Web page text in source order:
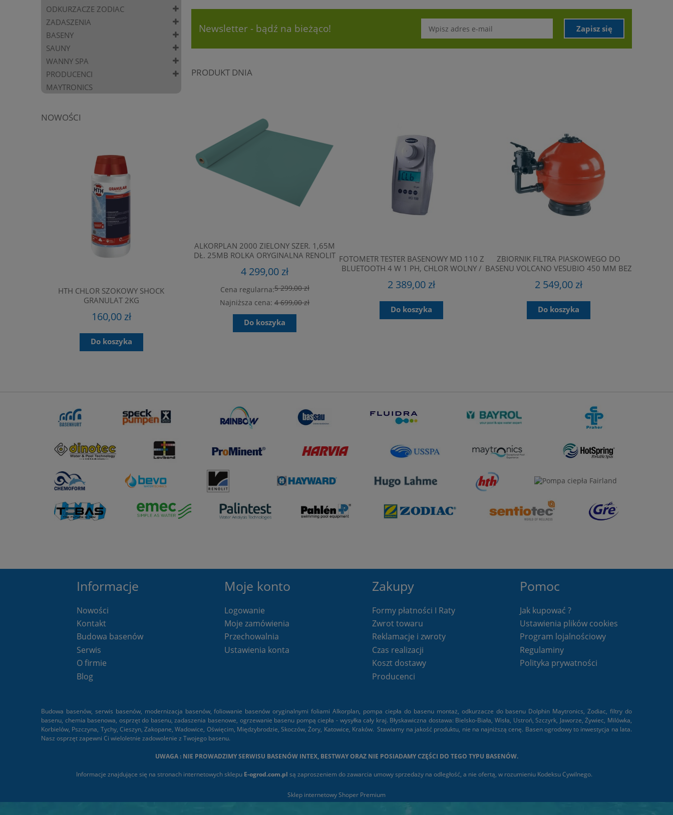
ODKURZACZE ZODIAC
ZADASZENIA
BASENY
SAUNY
WANNY SPA
PRODUCENCI
MAYTRONICS
NOWOŚCI
HTH CHLOR SZOKOWY SHOCK
GRANULAT 2KG
160,00 zł
Do koszyka
KLEJ NIEBIESKI DO PVC-U I ABS 500 ML
ASTRALPOOL
69,00 zł
ZBIORNIK FILTRA DO BASENU RONDA
PRO 400/ 500/ 600 MM
2 384,00 zł
OBRĘCZ DEKORACYJNA FLEXIPURE
260MM + LAMPA LED Ø260MM
OŚWIETLENIE BASENOWE
229,00 zł
Newsletter - bądź na bieżąco! Zapisz się
PRODUKT DNIA
ALKORPLAN 2000 ZIELONY SZER. 1,65M
DŁ. 25MB ROLKA ORYGINALNA RENOLIT
4 299,00 zł
Cena regularna:5 299,00 zł
Najniższa cena:4 699,00 zł
Do koszyka
FOTOMETR TESTER BASENOWY MD 110 Z
BLUETOOTH 4 W 1 PH, CHLOR WOLNY /
ZASADOWOŚĆ LOVIBOND
2 389,00 zł
Do koszyka
ZBIORNIK FILTRA PIASKOWEGO DO
BASENU VOLCANO VESUBIO 450 MM BEZ
2 549,00 zł
Do koszyka
Informacje
Nowości
Kontakt
Budowa basenów
Serwis
O firmie
Blog
Moje konto
Logowanie
Moje zamówienia
Przechowalnia
Ustawienia konta
Zakupy
Formy płatności I Raty
Zwrot towaru
Reklamacje i zwroty
Czas realizacji
Koszt dostawy
Producenci
Pomoc
Jak kupować ?
Ustawienia plików cookies
Program lojalnościowy
Regulaminy
Polityka prywatności
Budowa basenów, serwis basenów, modernizacja basenów, foliowanie basenów oryginalnymi foliami Alkorplan, pompa ciepła do basenu montaż, odkurzacze do basenu Dolphin Maytronics, Zodiac, filtry do
basenu, chemia basenowa, osprzęt do basenu, zadaszenia basenowe, ogrzewanie basenu pompą ciepła - wysyłka cały kraj. Błyskawiczna dostawa: Bielsko-Biała, Wisła, Ustroń, Szczyrk, Jaworze, Żywiec, Milówka,
Korbielów, Pszczyna, Tychy, Cieszyn, Zakopane, Wadowice, Oświęcim, Międzybrodzie, Skoczów, Żory, Katowice, Kraków. Stawiamy na jakość produktu, nie na najniższą cenę. Basen ogrodowy to inwestycja na lata.
Nasz osprzęt zapewni Ci wieloletnie zadowolenie z Twojego basenu.
UWAGA : NIE PROWADZIMY SERWISU BASENÓW INTEX, BESTWAY ORAZ NIE POSIADAMY CZĘŚCI DO TEGO TYPU BASENÓW.
Informacje znajdujące się na stronach internetowych sklepu E-ogrod.com.pl są zaproszeniem do zawarcia umowy sprzedaży na odległość, a nie ofertą, w rozumieniu Kodeksu Cywilnego.
Sklep internetowy Shoper Premium